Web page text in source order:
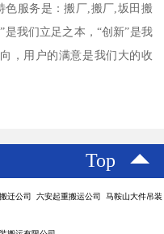
色服务是：搬厂,搬厂,坂田搬
我们立足之本，“创新”是我
，用户的满意是我们大的收
Top
迁公司 六安起重搬运公司 马鞍山大件吊装